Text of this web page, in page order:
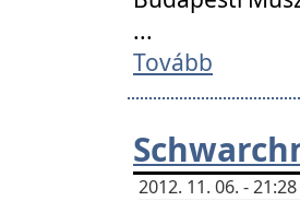
...
Tovább
2012. 11. 06. -